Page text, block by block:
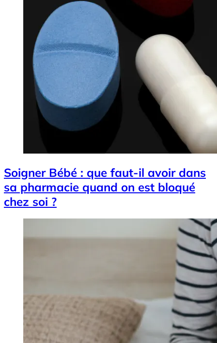
Soigner Bébé : que faut-il avoir dans
sa pharmacie quand on est bloqué
chez soi ?